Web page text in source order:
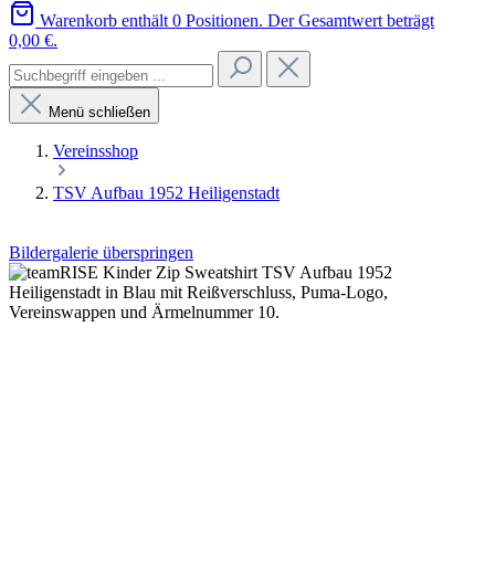
Warenkorb enthält 0 Positionen. Der Gesamtwert beträgt
0,00 €.
Menü schließen
Vereinsshop
TSV Aufbau 1952 Heiligenstadt
Bildergalerie überspringen